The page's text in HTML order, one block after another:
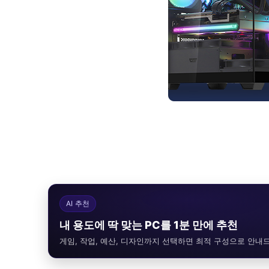
AI 추천
내 용도에 딱 맞는 PC를 1분 만에 추천
게임, 작업, 예산, 디자인까지 선택하면 최적 구성으로 안내